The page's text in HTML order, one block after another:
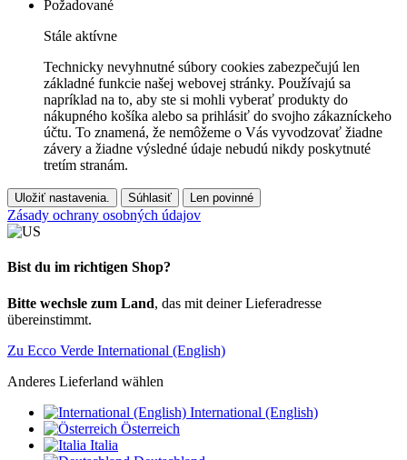
Požadované
Stále aktívne
Technicky nevyhnutné súbory cookies zabezpečujú len
základné funkcie našej webovej stránky. Používajú sa
napríklad na to, aby ste si mohli vyberať produkty do
nákupného košíka alebo sa prihlásiť do svojho zákazníckeho
účtu. To znamená, že nemôžeme o Vás vyvodzovať žiadne
závery a žiadne výsledné údaje nebudú nikdy poskytnuté
tretím stranám.
Uložiť nastavenia. Súhlasiť Len povinné
Zásady ochrany osobných údajov
Bist du im richtigen Shop?
Bitte wechsle zum Land, das mit deiner Lieferadresse
übereinstimmt.
Zu Ecco Verde International (English)
Anderes Lieferland wählen
International (English)
Österreich
Italia